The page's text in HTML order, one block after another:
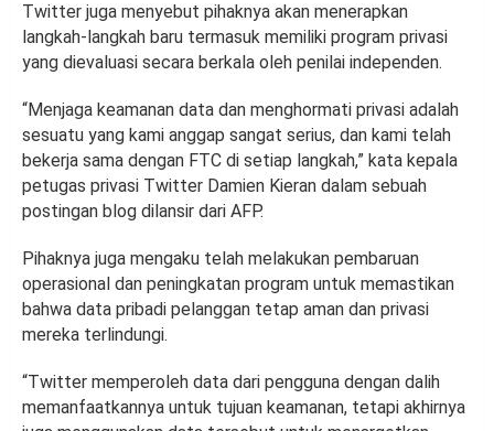
Twitter juga menyebut pihaknya akan menerapkan
langkah-langkah baru termasuk memiliki program privasi
yang dievaluasi secara berkala oleh penilai independen.
“Menjaga keamanan data dan menghormati privasi adalah
sesuatu yang kami anggap sangat serius, dan kami telah
bekerja sama dengan FTC di setiap langkah,” kata kepala
petugas privasi Twitter Damien Kieran dalam sebuah
postingan blog dilansir dari AFP.
Pihaknya juga mengaku telah melakukan pembaruan
operasional dan peningkatan program untuk memastikan
bahwa data pribadi pelanggan tetap aman dan privasi
mereka terlindungi.
“Twitter memperoleh data dari pengguna dengan dalih
memanfaatkannya untuk tujuan keamanan, tetapi akhirnya